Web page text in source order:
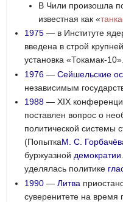
В Чили произошла
известная как «
1975 — в Институте
введена в строй
установка «Токамак-10».
1976 —Сейшельские
независимым
1988 — XIX
поставлен вопрос о
политической системы
(ПопыткаМ. С.
буржуазнойдемократии
уделялась политике
1990 —Литва
суверенитете на время